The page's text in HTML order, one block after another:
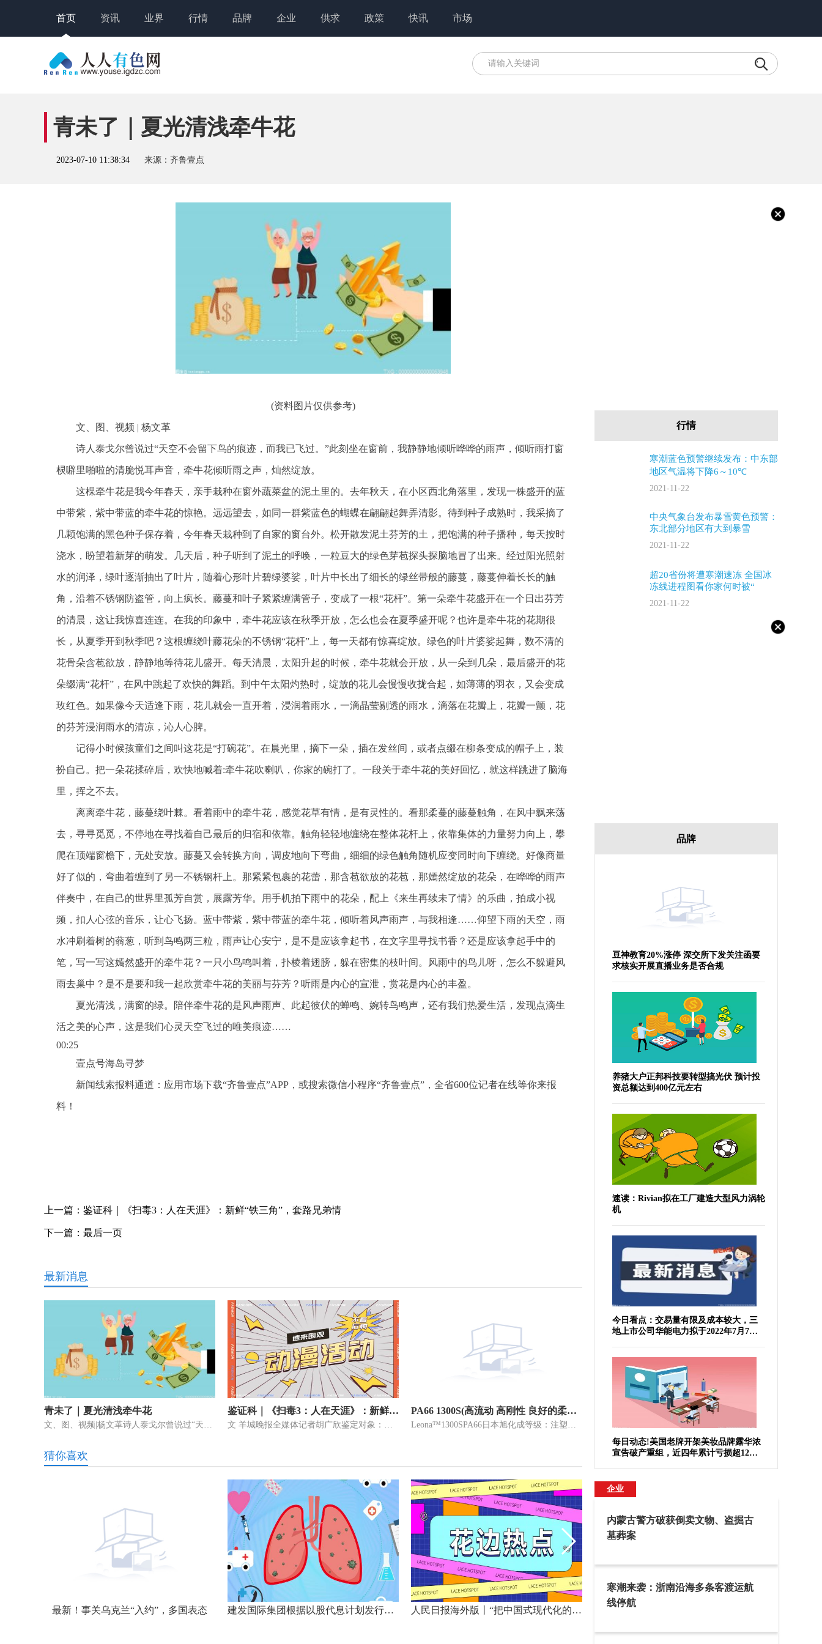
首页 资讯 业界 行情 品牌 企业 供求 政策 快讯 市场
青未了｜夏光清浅牵牛花
2023-07-10 11:38:34 来源：齐鲁壹点
(资料图片仅供参考)
文、图、视频 | 杨文革
诗人泰戈尔曾说过“天空不会留下鸟的痕迹，而我已飞过。”此刻坐在窗前，我静静地倾听哗哗的雨声，倾听雨打窗
棂噼里啪啦的清脆悦耳声音，牵牛花倾听雨之声，灿然绽放。
这棵牵牛花是我今年春天，亲手栽种在窗外蔬菜盆的泥土里的。去年秋天，在小区西北角落里，发现一株盛开的蓝
中带紫，紫中带蓝的牵牛花的惊艳。远远望去，如同一群紫蓝色的蝴蝶在翩翩起舞弄清影。待到种子成熟时，我采摘了
几颗饱满的黑色种子保存着，今年春天栽种到了自家的窗台外。松开散发泥土芬芳的土，把饱满的种子播种，每天按时
浇水，盼望着新芽的萌发。几天后，种子听到了泥土的呼唤，一粒豆大的绿色芽苞探头探脑地冒了出来。经过阳光照射
水的润泽，绿叶逐渐抽出了叶片，随着心形叶片碧绿婆娑，叶片中长出了细长的绿丝带般的藤蔓，藤蔓伸着长长的触
角，沿着不锈钢防盗管，向上疯长。藤蔓和叶子紧紧缠满管子，变成了一根“花杆”。第一朵牵牛花盛开在一个日出芬芳
的清晨，这让我惊喜连连。在我的印象中，牵牛花应该在秋季开放，怎么也会在夏季盛开呢？也许是牵牛花的花期很
长，从夏季开到秋季吧？这根缠绕叶藤花朵的不锈钢“花杆”上，每一天都有惊喜绽放。绿色的叶片婆娑起舞，数不清的
花骨朵含苞欲放，静静地等待花儿盛开。每天清晨，太阳升起的时候，牵牛花就会开放，从一朵到几朵，最后盛开的花
朵缀满“花杆”，在风中跳起了欢快的舞蹈。到中午太阳灼热时，绽放的花儿会慢慢收拢合起，如薄薄的羽衣，又会变成
玫红色。如果像今天适逢下雨，花儿就会一直开着，浸润着雨水，一滴晶莹剔透的雨水，滴落在花瓣上，花瓣一颤，花
的芬芳浸润雨水的清凉，沁人心脾。
记得小时候孩童们之间叫这花是“打碗花”。在晨光里，摘下一朵，插在发丝间，或者点缀在柳条变成的帽子上，装
扮自己。把一朵花揉碎后，欢快地喊着:牵牛花吹喇叭，你家的碗打了。一段关于牵牛花的美好回忆，就这样跳进了脑海
里，挥之不去。
离离牵牛花，藤蔓绕叶棘。看着雨中的牵牛花，感觉花草有情，是有灵性的。看那柔蔓的藤蔓触角，在风中飘来荡
去，寻寻觅觅，不停地在寻找着自己最后的归宿和依靠。触角轻轻地缠绕在整体花杆上，依靠集体的力量努力向上，攀
爬在顶端窗檐下，无处安放。藤蔓又会转换方向，调皮地向下弯曲，细细的绿色触角随机应变同时向下缠绕。好像商量
好了似的，弯曲着缠到了另一不锈钢杆上。那紧紧包裹的花蕾，那含苞欲放的花苞，那嫣然绽放的花朵，在哗哗的雨声
伴奏中，在自己的世界里孤芳自赏，展露芳华。用手机拍下雨中的花朵，配上《来生再续未了情》的乐曲，拍成小视
频，扣人心弦的音乐，让心飞扬。蓝中带紫，紫中带蓝的牵牛花，倾听着风声雨声，与我相逢……仰望下雨的天空，雨
水冲刷着树的蓊葱，听到鸟鸣两三粒，雨声让心安宁，是不是应该拿起书，在文字里寻找书香？还是应该拿起手中的
笔，写一写这嫣然盛开的牵牛花？一只小鸟鸣叫着，扑棱着翅膀，躲在密集的枝叶间。风雨中的鸟儿呀，怎么不躲避风
雨去巢中？是不是要和我一起欣赏牵牛花的美丽与芬芳？听雨是内心的宣泄，赏花是内心的丰盈。
夏光清浅，满窗的绿。陪伴牵牛花的是风声雨声、此起彼伏的蝉鸣、婉转鸟鸣声，还有我们热爱生活，发现点滴生
活之美的心声，这是我们心灵天空飞过的唯美痕迹……
00:25
壹点号海岛寻梦
新闻线索报料通道：应用市场下载“齐鲁壹点”APP，或搜索微信小程序“齐鲁壹点”，全省600位记者在线等你来报
料！
上一篇： 鉴证科｜《扫毒3：人在天涯》：新鲜“铁三角”，套路兄弟情
下一篇： 最后一页
最新消息
青未了｜夏光清浅牵牛花
文、图、视频|杨文革诗人泰戈尔曾说过“天空不会留下鸟的痕迹，而我已
鉴证科｜《扫毒3：人在天涯》：新鲜“铁三角”，套路兄弟情
文 羊城晚报全媒体记者胡广欣鉴定对象：《扫毒3：人在天涯》上映时间：
PA66 1300S(高流动 高刚性 良好的柔韧性)PA66日本旭化成
Leona™1300SPA66日本旭化成等级：注塑级颜色：暂无特性：高流动、高刚
猜你喜欢
最新！事关乌克兰“入约”，多国表态 建发国际集团根据以股代息计划发行约1.08亿股 人民日报海外版丨“把中国式现代化的美好图景一步步变为现实”——习近平总书记考察江苏纪实
行情
寒潮蓝色预警继续发布：中东部
地区气温将下降6～10℃
2021-11-22
中央气象台发布暴雪黄色预警：
东北部分地区有大到暴雪
2021-11-22
超20省份将遭寒潮速冻 全国冰
冻线进程图看你家何时被“
2021-11-22
品牌
豆神教育20%涨停 深交所下发关注函要
求核实开展直播业务是否合规
养猪大户正邦科技要转型搞光伏 预计投
资总额达到400亿元左右
速读：Rivian拟在工厂建造大型风力涡轮
机
今日看点：交易量有限及成本较大，三
地上市公司华能电力拟于2022年7月7日
每日动态!美国老牌开架美妆品牌露华浓
宣告破产重组，近四年累计亏损超12亿
企业
内蒙古警方破获倒卖文物、盗掘古
墓葬案
寒潮来袭：浙南沿海多条客渡运航
线停航